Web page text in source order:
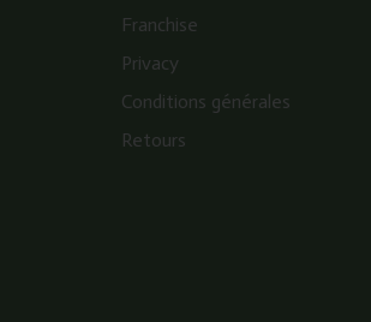
Franchise
Privacy
Conditions générales
Retours